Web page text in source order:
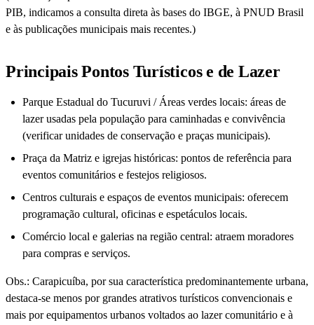
PIB, indicamos a consulta direta às bases do IBGE, à PNUD Brasil
e às publicações municipais mais recentes.)
Principais Pontos Turísticos e de Lazer
Parque Estadual do Tucuruvi / Áreas verdes locais: áreas de
lazer usadas pela população para caminhadas e convivência
(verificar unidades de conservação e praças municipais).
Praça da Matriz e igrejas históricas: pontos de referência para
eventos comunitários e festejos religiosos.
Centros culturais e espaços de eventos municipais: oferecem
programação cultural, oficinas e espetáculos locais.
Comércio local e galerias na região central: atraem moradores
para compras e serviços.
Obs.: Carapicuíba, por sua característica predominantemente urbana,
destaca-se menos por grandes atrativos turísticos convencionais e
mais por equipamentos urbanos voltados ao lazer comunitário e à